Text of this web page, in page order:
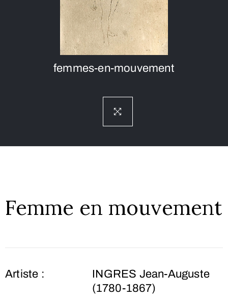
femmes-en-mouvement
Femme en mouvement
Artiste :
INGRES Jean-Auguste
(1780-1867)